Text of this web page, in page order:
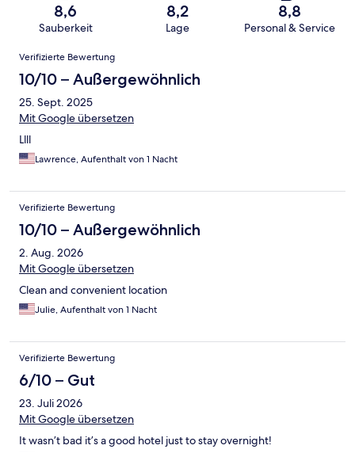
8,6
Sauberkeit
8,2
Lage
8,8
Personal & Service
Bewertungen
Verifizierte Bewertung
10/10 – Außergewöhnlich
25. Sept. 2025
Mit Google übersetzen
Llll
Lawrence, Aufenthalt von 1 Nacht
Verifizierte Bewertung
10/10 – Außergewöhnlich
2. Aug. 2026
Mit Google übersetzen
Clean and convenient location
Julie, Aufenthalt von 1 Nacht
Verifizierte Bewertung
6/10 – Gut
23. Juli 2026
Mit Google übersetzen
It wasn’t bad it’s a good hotel just to stay overnight!